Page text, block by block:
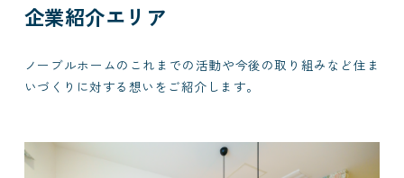
企業紹介エリア
ノーブルホームのこれまでの活動や今後の取り組みなど住ま
いづくりに対する想いをご紹介します。